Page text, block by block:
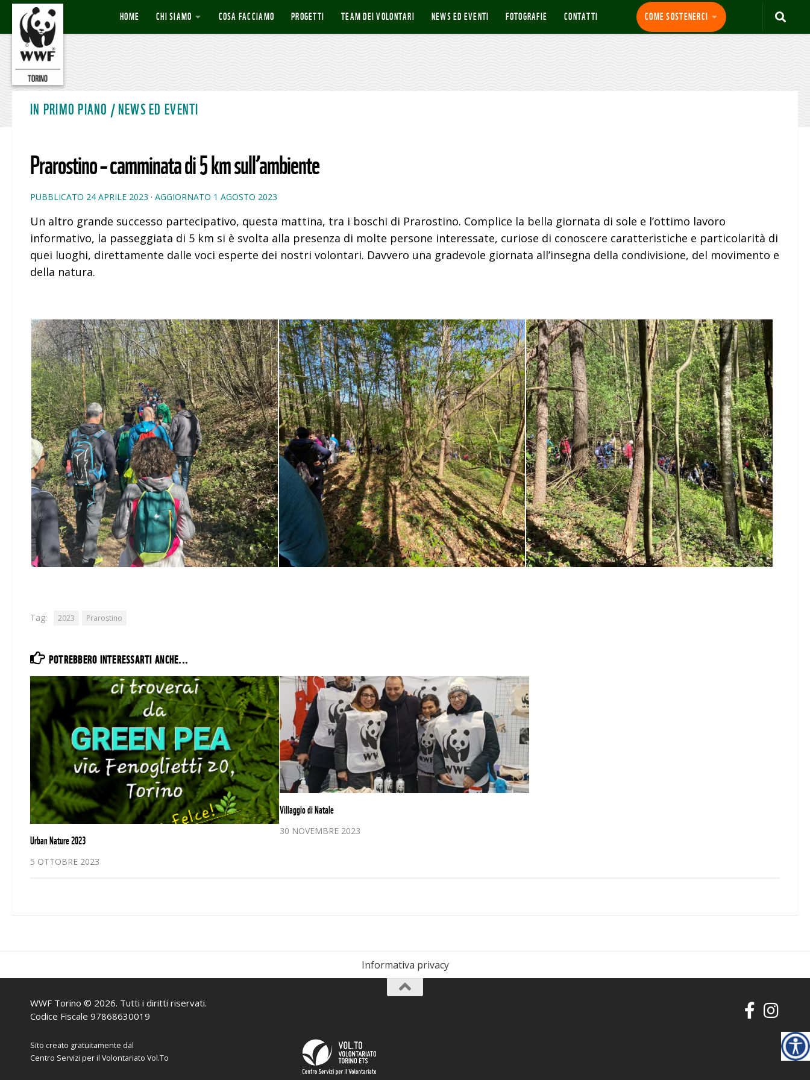
Salta al contenuto HOME CHI SIAMO COSA FACCIAMO PROGETTI TEAM DEI VOLONTARI NEWS ED EVENTI FOTOGRAFIE CONTATTI COME SOSTENERCI
IN PRIMO PIANO /NEWS ED EVENTI
Prarostino – camminata di 5 km sull’ambiente
PUBBLICATO 24 APRILE 2023 · AGGIORNATO 1 AGOSTO 2023
Un altro grande successo partecipativo, questa mattina, tra i boschi di Prarostino. Complice la bella giornata di sole e l’ottimo lavoro
informativo, la passeggiata di 5 km si è svolta alla presenza di molte persone interessate, curiose di conoscere caratteristiche e particolarità di
quei luoghi, direttamente dalle voci esperte dei nostri volontari. Davvero una gradevole giornata all’insegna della condivisione, del movimento e
della natura.
Tag: 2023 Prarostino
POTREBBERO INTERESSARTI ANCHE...
Urban Nature 2023
5 OTTOBRE 2023
Villaggio di Natale
30 NOVEMBRE 2023
Informativa privacy
WWF Torino © 2026. Tutti i diritti riservati.
Codice Fiscale 97868630019
Sito creato gratuitamente dal
Centro Servizi per il Volontariato Vol.To